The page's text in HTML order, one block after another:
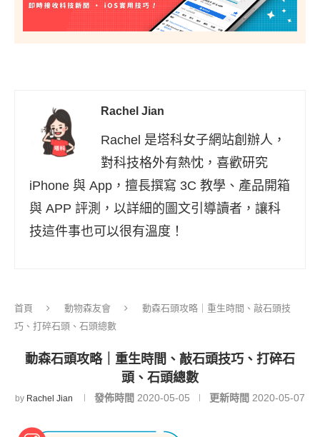
Rachel Jian
Rachel 是塔科女子網站創辦人，
對科技格外有熱忱，喜歡研究
iPhone 與 App，擅長撰寫 3C 教學、產品開箱
與 APP 評測，以詳細的圖文引導讀者，讓科
技這件事也可以很有溫度！
首頁 動物森友會
動森石頭攻略｜重生時間、敲石頭技
巧、打碎石頭、石頭總數
動森石頭攻略｜重生時間、敲石頭技巧、打碎石
頭、石頭總數
by Rachel Jian 發佈時間 2020-05-05 更新時間 2020-05-07